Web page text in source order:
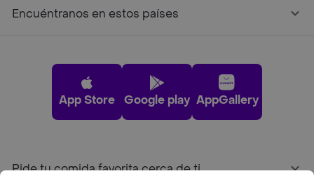
Encuéntranos en estos países
App Store Google play AppGallery
Pide tu comida favorita cerca de ti